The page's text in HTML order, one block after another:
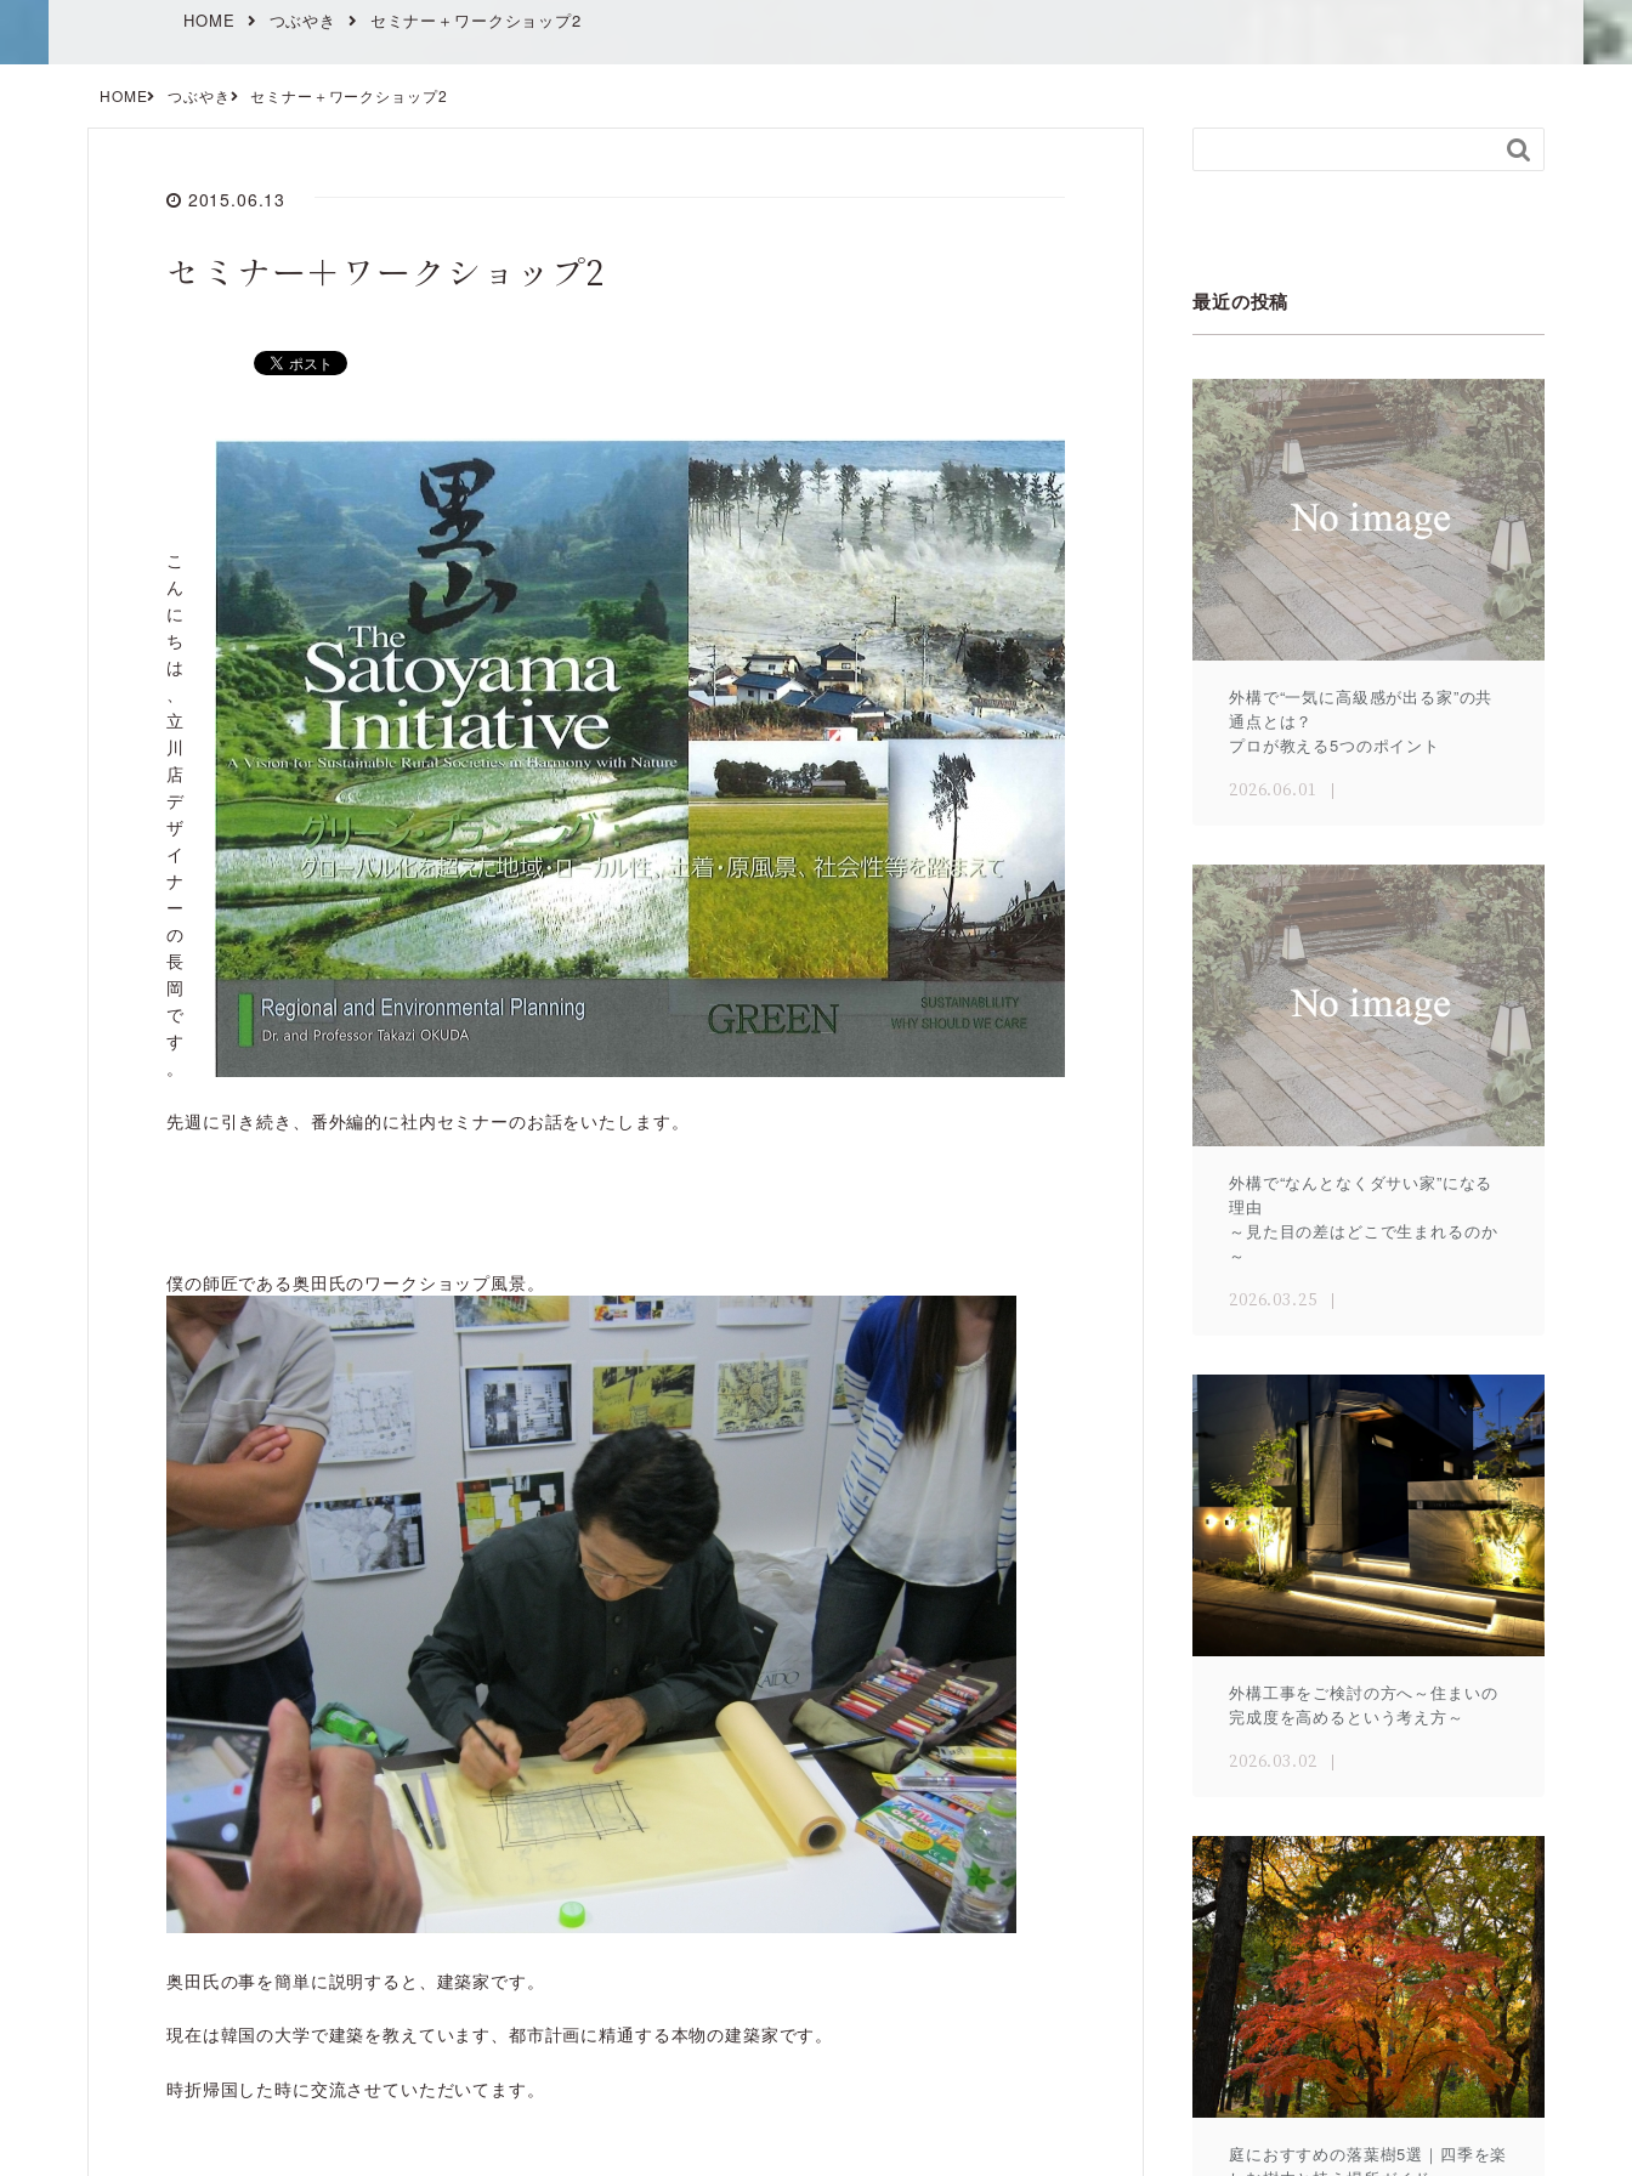
HOME つぶやき セミナー＋ワークショップ2
HOME つぶやき セミナー＋ワークショップ2
2015.06.13
セミナー＋ワークショップ2
こ
ん
に
ち
は
立
川
店
デ
ザ
イ
ナ
ー
の
長
岡
で
す
。
先週に引き続き、番外編的に社内セミナーのお話をいたします。
僕の師匠である奥田氏のワークショップ風景。
奥田氏の事を簡単に説明すると、建築家です。
現在は韓国の大学で建築を教えています、都市計画に精通する本物の建築家です。
時折帰国した時に交流させていただいてます。

最近の投稿
外構で“一気に高級感が出る家”の共
通点とは？
プロが教える5つのポイント
2026.06.01
外構で“なんとなくダサい家”になる
理由
～見た目の差はどこで生まれるのか
～
2026.03.25
外構工事をご検討の方へ～住まいの
完成度を高めるという考え方～
2026.03.02
庭におすすめの落葉樹5選｜四季を楽